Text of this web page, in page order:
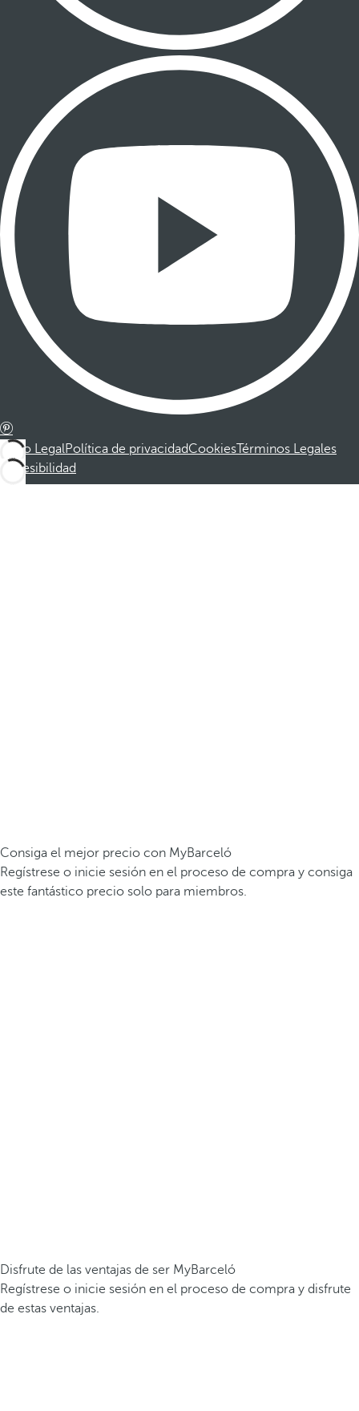
Aviso LegalPolítica de privacidadCookiesTérminos Legales
Accesibilidad
Consiga el mejor precio con MyBarceló
Regístrese o inicie sesión en el proceso de compra y consiga
este fantástico precio solo para miembros.
Disfrute de las ventajas de ser MyBarceló
Regístrese o inicie sesión en el proceso de compra y disfrute
de estas ventajas.